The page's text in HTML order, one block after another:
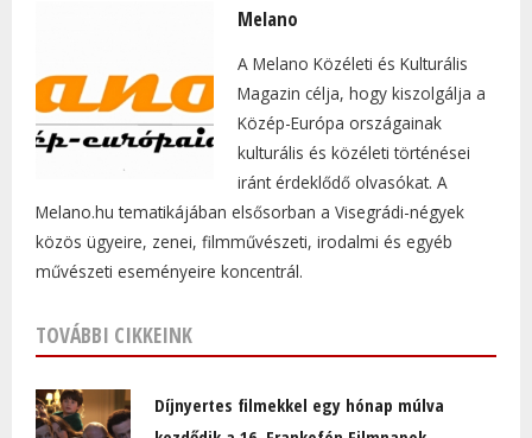
Melano
A Melano Közéleti és Kulturális
Magazin célja, hogy kiszolgálja a
Közép-Európa országainak
kulturális és közéleti történései
iránt érdeklődő olvasókat. A
Melano.hu tematikájában elsősorban a Visegrádi-négyek
közös ügyeire, zenei, filmművészeti, irodalmi és egyéb
művészeti eseményeire koncentrál.
TOVÁBBI CIKKEINK
Díjnyertes filmekkel egy hónap múlva